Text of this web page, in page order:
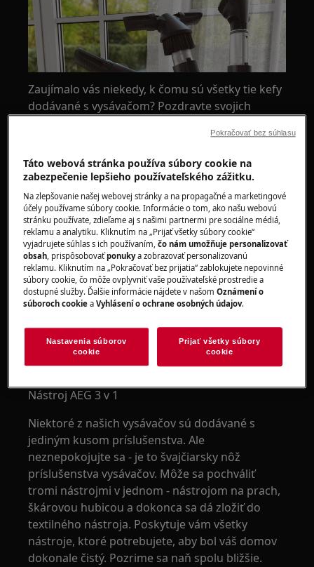
Zaujímalo vás niekedy, k čomu sú všetky tie kefy
dodávané s vysávačom? Pozdravte svojich
navrhnutí tak, aby uľahčili prácu pri mnohých
bežných upratovacích úlohách v domácnosti.
Nástroj AEG 3 v 1
Niektoré z našich vysávačov sú dodávané s
jediným kusom príslušenstva. Ale
neznepokojujte sa - je to švajčiarsky nôž
príslušenstva vysávačov. Môže sa pochváliť
tromi nástrojmi v jednom - nástrojom na prach,
škárovou hubicou a dokonca sa dá zložiť do
textilného nástroja. Poskytuje vám všetky
nástroje, ktoré potrebujete, aby bol váš domov
dokonale čistý. Pozrime sa naň spolu bližšie.
Táto webová stránka používa súbory cookie na
zabezpečenie lepšieho používateľského zážitku.
Na zlepšovanie našej webovej stránky a na propagačné a marketingové
účely používame súbory cookie. Informácie o tom, ako našu webovú
stránku používate, zdieľame aj s našimi partnermi pre sociálne médiá,
reklamu a analytiku. Kliknutím na „Prijať všetky súbory cookie“
vyjadrujete súhlas s ich používaním,čo nám umožňuje personalizovať
obsah, prispôsobovaťponukya zobrazovať personalizovanú
reklamu. Kliknutím na „Pokračovať bez prijatia“ zablokujete nepovinné
súbory cookie, čo môže ovplyvniť vaše používateľské prostredie a
dostupné služby. Ďalšie informácie nájdete v našomOznámení o
súboroch cookie aVyhlásení o ochrane osobných údajov.
Nastavenia súborov
cookie
Prijať všetky súbory
cookie
Pokračovať bez súhlasu